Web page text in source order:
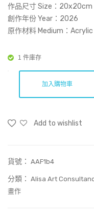
作品尺寸 Size：20x20cm
創作年份 Year：2026
原作材料 Medium：
1 件庫存
加入購物車
Add to wishlist
貨號： AAF1b4
分類： Alisa Art
畫作